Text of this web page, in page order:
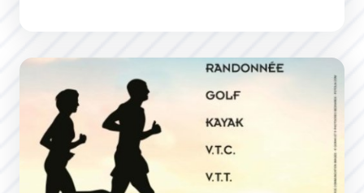
En pleine forme après 50 ans